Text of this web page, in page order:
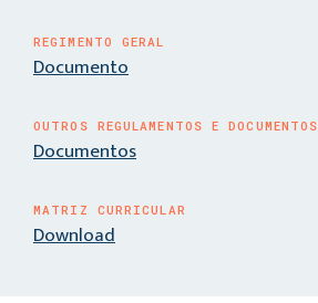
REGIMENTO GERAL
Documento
OUTROS REGULAMENTOS E DOCUMENTOS
Documentos
MATRIZ CURRICULAR
Download